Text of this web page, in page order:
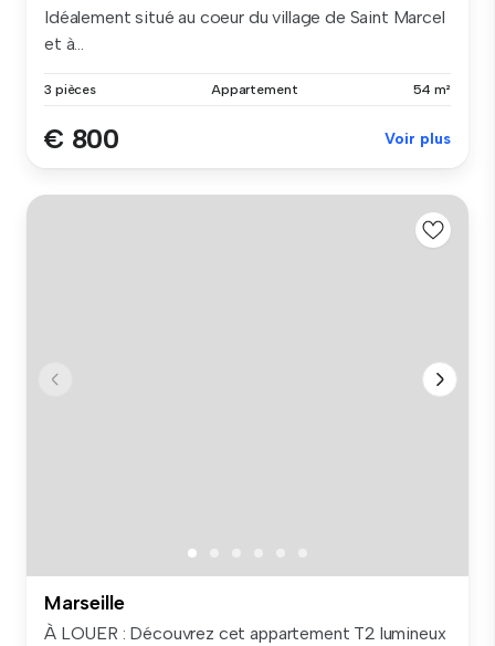
Idéalement situé au coeur du village de Saint Marcel
et à...
3 pièces Appartement 54 m²
€ 800 Voir plus
Marseille
À LOUER : Découvrez cet appartement T2 lumineux